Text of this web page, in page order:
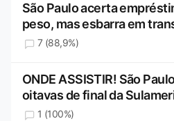
São Paulo acerta
peso, mas esbarra em
7 (88,9%)
ONDE ASSISTIR! São
oitavas de final da
1 (100%)